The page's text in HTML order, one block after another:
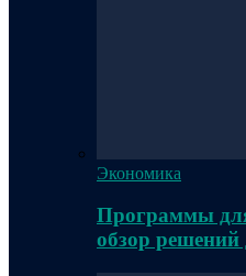
Экономика
Программы
обзор решений